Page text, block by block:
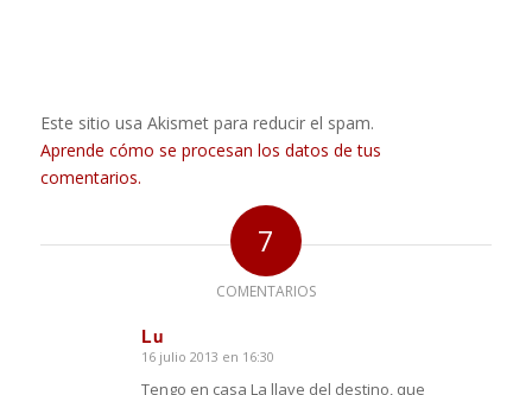
Este sitio usa Akismet para reducir el spam.
Aprende cómo se procesan los datos de tus
comentarios.
7
COMENTARIOS
Lu
Dice:
16 julio 2013 en 16:30
Tengo en casa La llave del destino, que